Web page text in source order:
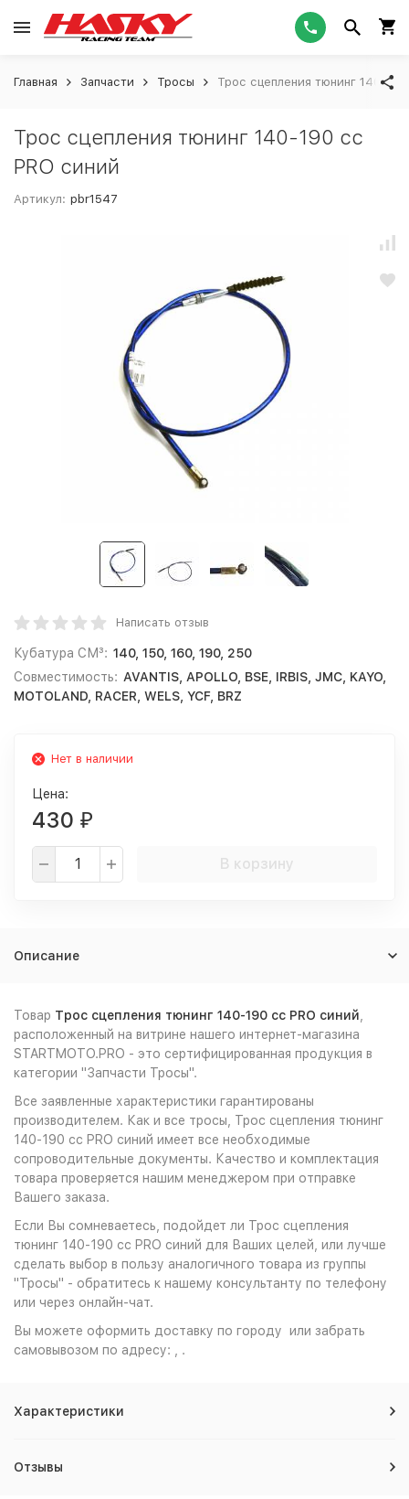
Главная Запчасти Тросы Трос сцепления тюнинг 140-
Трос сцепления тюнинг 140-190 сс
PRO синий
Артикул: pbr1547
Написать отзыв
Кубатура СМ³: 140, 150, 160, 190, 250
Совместимость: AVANTIS, APOLLO, BSE, IRBIS, JMC, KAYO,
MOTOLAND, RACER, WELS, YCF, BRZ
Нет в наличии
Цена:
430 ₽
В корзину
Описание
Товар Трос сцепления тюнинг 140-190 сс PRO синий
расположенный на витрине нашего интернет-магазина
STARTMOTO.PRO - это сертифицированная продукция в
категории "Запчасти Тросы".
Все заявленные характеристики гарантированы
производителем. Как и все тросы, Трос сцепления тюнинг
140-190 сс PRO синий имеет все необходимые
сопроводительные документы. Качество и комплектация
товара проверяется нашим менеджером при отправке
Вашего заказа.
Если Вы сомневаетесь, подойдет ли Трос сцепления
тюнинг 140-190 сс PRO синий для Ваших целей, или лучше
сделать выбор в пользу аналогичного товара из группы
"Тросы" - обратитесь к нашему консультанту по телефону
или через онлайн-чат.
Вы можете оформить доставку по городу или забрать
самовывозом по адресу: , .
Характеристики
Отзывы